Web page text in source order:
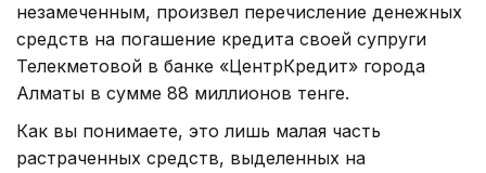
незамеченным, произвел перечисление денежных
средств на погашение кредита своей супруги
Телекметовой в банке «ЦентрКредит» города
Алматы в сумме 88 миллионов тенге.
Как вы понимаете, это лишь малая часть
растраченных средств, выделенных на